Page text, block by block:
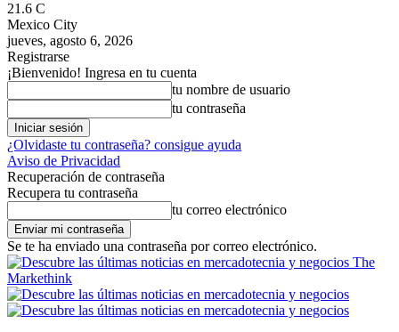
21.6 C
Mexico City
jueves, agosto 6, 2026
Registrarse
¡Bienvenido! Ingresa en tu cuenta
tu nombre de usuario
tu contraseña
¿Olvidaste tu contraseña? consigue ayuda
Aviso de Privacidad
Recuperación de contraseña
Recupera tu contraseña
tu correo electrónico
Se te ha enviado una contraseña por correo electrónico.
The
Markethink